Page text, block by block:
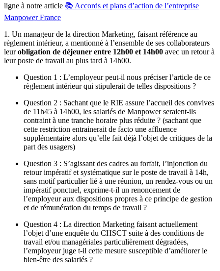
ligne à notre article 📚 Accords et plans d’action de l’entreprise
Manpower France
1. Un manageur de la direction Marketing, faisant référence au
règlement intérieur, a mentionné à l’ensemble de ses collaborateurs
leurobligation de déjeuner entre 12h00 et 14h00 avec un retour à
leur poste de travail au plus tard à 14h00.
Question 1 : L’employeur peut-il nous préciser l’article de ce
règlement intérieur qui stipulerait de telles dispositions ?
Question 2 : Sachant que le RIE assure l’accueil des convives
de 11h45 à 14h00, les salariés de Manpower seraient-ils
contraint à une tranche horaire plus réduite ? (sachant que
cette restriction entrainerait de facto une affluence
supplémentaire alors qu’elle fait déjà l’objet de critiques de la
part des usagers)
Question 3 : S’agissant des cadres au forfait, l’injonction du
retour impératif et systématique sur le poste de travail à 14h,
sans motif particulier lié à une réunion, un rendez-vous ou un
impératif ponctuel, exprime-t-il un renoncement de
l’employeur aux dispositions propres à ce principe de gestion
et de rémunération du temps de travail ?
Question 4 : La direction Marketing faisant actuellement
l’objet d’une enquête du CHSCT suite à des conditions de
travail et/ou managériales particulièrement dégradées,
l’employeur juge t-il cette mesure susceptible d’améliorer le
bien-être des salariés ?